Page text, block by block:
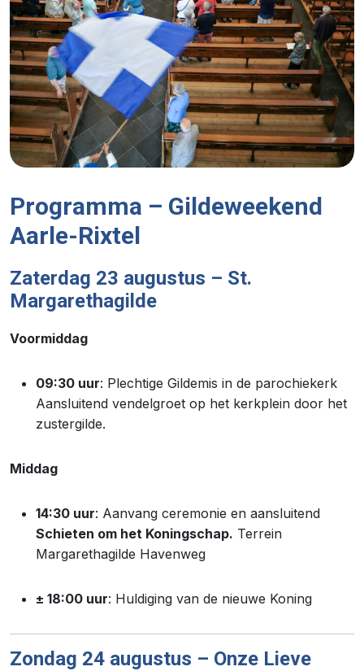
Programma – Gildeweekend
Aarle-Rixtel
Zaterdag 23 augustus – St.
Margarethagilde
Voormiddag
09:30 uur: Plechtige Gildemis in de parochiekerk
Aansluitend vendelgroet op het kerkplein door het
zustergilde.
Middag
14:30 uur: Aanvang ceremonie en aansluitend
Schieten om het Koningschap. Terrein
Margarethagilde Havenweg
± 18:00 uur: Huldiging van de nieuwe Koning
Zondag 24 augustus – Onze Lieve